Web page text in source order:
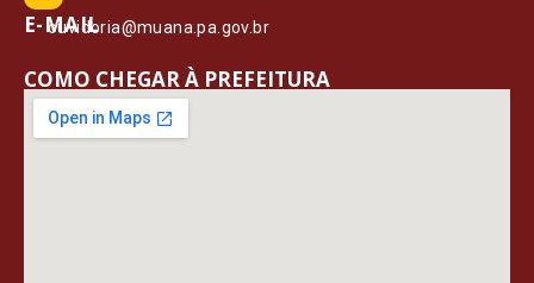
E-MAIL
ouvidoria@muana.pa.gov.br
COMO CHEGAR À PREFEITURA